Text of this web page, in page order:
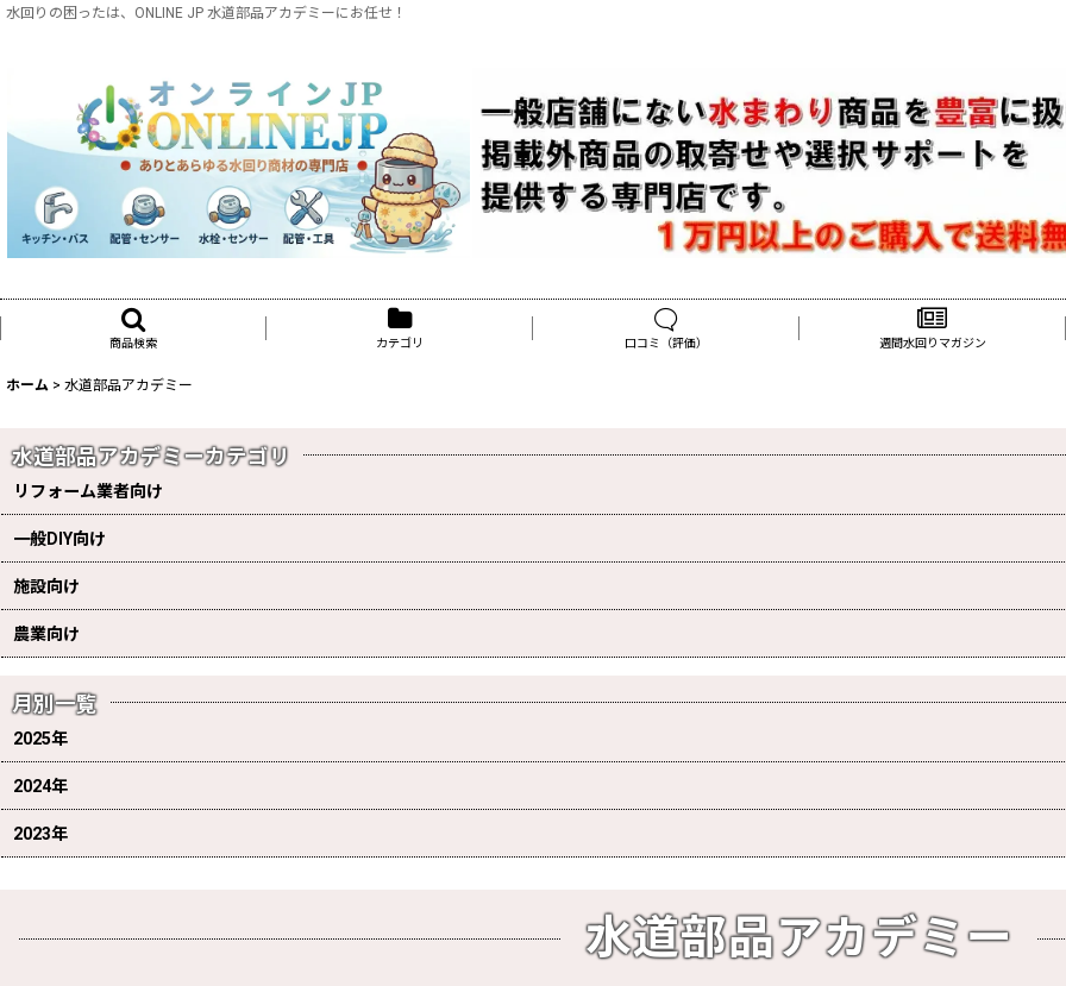
水回りの困ったは、ONLINE JP 水道部品アカデミーにお任せ！
商品検索 カテゴリ 口コミ（評価） 週間水回りマガジン
ホーム > 水道部品アカデミー
水道部品アカデミー
水道部品アカデミーカテゴリ
リフォーム業者向け
一般DIY向け
施設向け
農業向け
月別一覧
2025年
2024年
2023年